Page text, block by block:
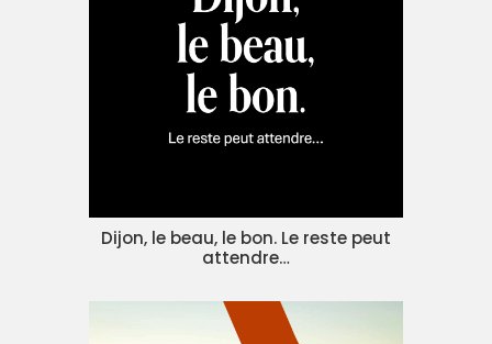
Dijon, le beau, le bon. Le reste peut
attendre…